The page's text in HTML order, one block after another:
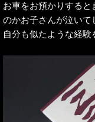
お車をお預かりする
のかお子さんが泣いて
自分も似たような経験